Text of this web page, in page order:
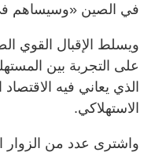
في الصين «وسيساهم في
ويسلط الإقبال القوي
على التجربة بين
الذي يعاني فيه
الاستهلاكي.
واشترى عدد من الزوار